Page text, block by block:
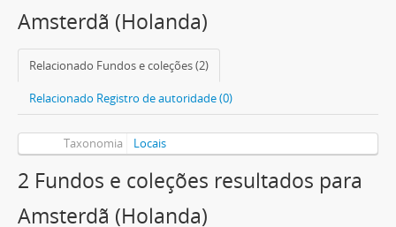
Amsterdã (Holanda)
Relacionado Fundos e coleções (2)
Relacionado Registro de autoridade (0)
Taxonomia Locais
2 Fundos e coleções resultados para
Amsterdã (Holanda)